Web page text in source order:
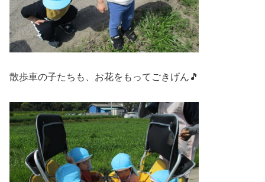
散歩車の子たちも、お花をもってごきげん🎵